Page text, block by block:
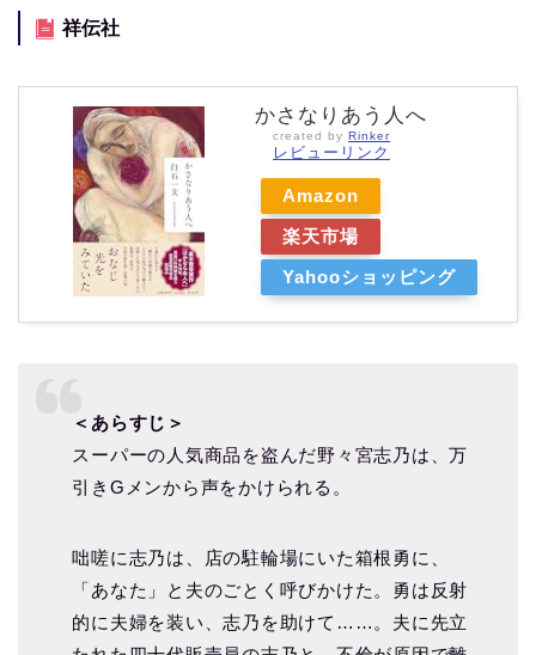
祥伝社
かさなりあう人へ
created by Rinker
レビューリンク
Amazon
楽天市場
Yahooショッピング
＜あらすじ＞
スーパーの人気商品を盗んだ野々宮志乃は、万
引きGメンから声をかけられる。
咄嗟に志乃は、店の駐輪場にいた箱根勇に、
「あなた」と夫のごとく呼びかけた。勇は反射
的に夫婦を装い、志乃を助けて……。夫に先立